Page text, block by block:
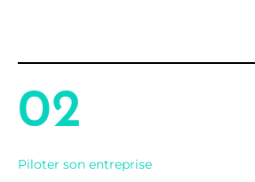
02
Piloter son entreprise